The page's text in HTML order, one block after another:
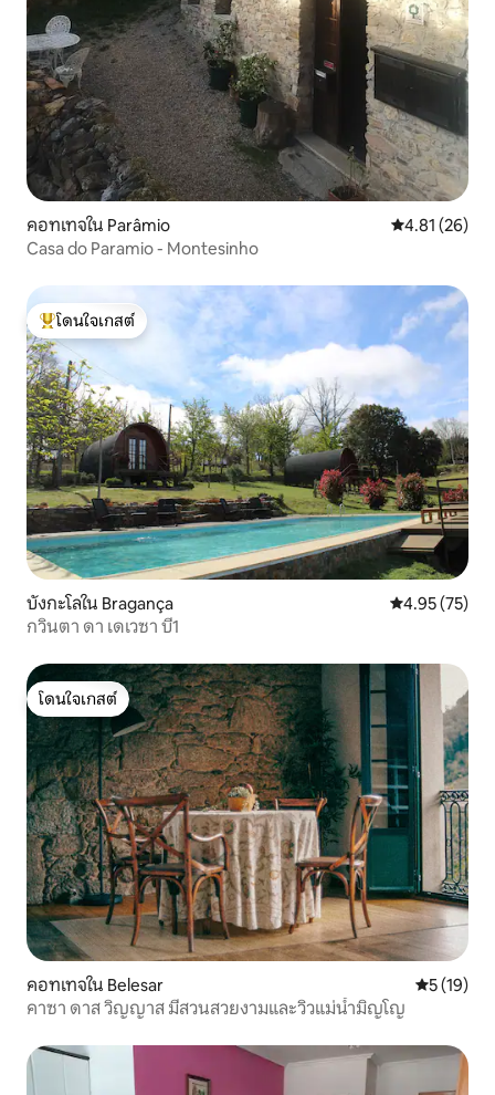
คอทเทจใน Parâmio คะแนนเฉลี่ย
4.81 (26)
Casa do Paramio - Montesinho
โดนใจเกสต์ที่สุด
โดนใจเกสต์
บังกะโลใน Bragança คะแนนเฉลี่ย
4.95 (75)
กวินตา ดา เดเวซา บี1
โดนใจเกสต์
โดนใจเกสต์
คอทเทจใน Belesar คะแนนเฉลี่
5 (19)
คาซา ดาส วิญญาส มีสวนสวยงามและวิวแม่น้ำมิญโญ